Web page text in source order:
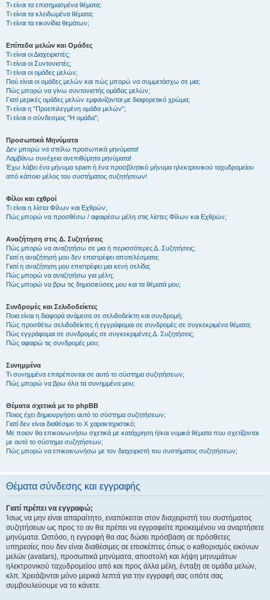
Τι είναι τα επισημασμένα θέματα;
Τι είναι τα κλειδωμένα θέματα;
Τι είναι τα εικονίδια θεμάτων;
Επίπεδα μελών και Ομάδες
Τι είναι οι Διαχειριστές;
Τι είναι οι Συντονιστές;
Τι είναι οι ομάδες μελών;
Πού είναι οι ομάδες μελών και πώς μπορώ να συμμετάσχω σε μια;
Πώς μπορώ να γίνω συντονιστής ομάδας μελών;
Γιατί μερικές ομάδες μελών εμφανίζονται με διαφορετικό χρώμα;
Τι είναι η “Προεπιλεγμένη ομάδα μελών”;
Τι είναι ο σύνδεσμος "Η ομάδα”;
Προσωπικά Μηνύματα
Δεν μπορώ να στείλω προσωπικά μηνύματα!
Λαμβάνω συνέχεια ανεπιθύμητα μηνύματα!
Έχω λάβει ένα μήνυμα spam ή ένα προσβλητικό μήνυμα ηλεκτρονικού ταχυδρομείου
από κάποιο μέλος του συστήματος συζητήσεων!
Φίλοι και εχθροί
Τι είναι η λίστα Φίλων και Εχθρών;
Πώς μπορώ να προσθέσω / αφαιρέσω μέλη στις λίστες Φίλων και Εχθρών;
Αναζήτηση στις Δ. Συζητήσεις
Πώς μπορώ να αναζητήσω σε μια ή περισσότερες Δ. Συζητήσεις;
Γιατί η αναζήτησή μου δεν επιστρέφει αποτελέσματα;
Γιατί η αναζήτηση μου επιστρέφει μια κενή σελίδα;
Πώς μπορώ να αναζητήσω για μέλη;
Πώς μπορώ να βρω τις δημοσιεύσεις μου και τα θέματά μου;
Συνδρομές και Σελιδοδείκτες
Ποια είναι η διαφορά ανάμεσα σε σελιδοδείκτη και συνδρομή;
Πώς προσθέτω σελιδοδείκτες ή εγγράφομαι σε συνδρομές σε συγκεκριμένα θέματα;
Πώς εγγράφομαι σε συνδρομές σε συγκεκριμένες Δ. Συζητήσεις;
Πώς αφαιρώ τις συνδρομές μου;
Συνημμένα
Τι συνημμένα επιτρέπονται σε αυτό το σύστημα συζητήσεων;
Πώς μπορώ να βρω όλα τα συνημμένα μου;
Θέματα σχετικά με το phpBB
Ποιος έχει δημιουργήσει αυτό το σύστημα συζητήσεων;
Γιατί δεν είναι διαθέσιμο το Χ χαρακτηριστικό;
Με ποιον θα επικοινωνήσω σχετικά με κατάχρηση ή/και νομικά θέματα που σχετίζονται
με αυτό το σύστημα συζητήσεων;
Πώς μπορώ να επικοινωνήσω με τον διαχειριστή του συστήματος συζητήσεων;
Θέματα σύνδεσης και εγγραφής
Γιατί πρέπει να εγγραφώ;
Ίσως να μην είναι απαραίτητο, εναπόκειται στον διαχειριστή του συστήματος
συζητήσεων ως προς το αν θα πρέπει να εγγραφείτε προκειμένου να αναρτήσετε
μηνύματα. Ωστόσο, η εγγραφή θα σας δώσει πρόσβαση σε πρόσθετες
υπηρεσίες που δεν είναι διαθέσιμες σε επισκέπτες όπως ο καθορισμός εικόνων
μελών (avatars), προσωπικά μηνύματα, αποστολή και λήψη μηνυμάτων
ηλεκτρονικού ταχυδρομείου από και προς άλλα μέλη, ένταξη σε ομάδα μελών,
κλπ. Χρειάζονται μόνο μερικά λεπτά για την εγγραφή σας οπότε σας
συμβουλεύουμε να το κάνετε.